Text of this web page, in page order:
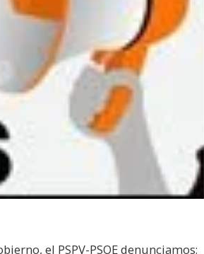
el PSPV-PSOE denunciamos: